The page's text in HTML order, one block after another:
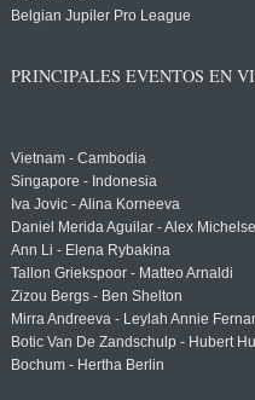
Belgian Jupiler Pro League
PRINCIPALES EVENTOS EN
Vietnam - Cambodia
Singapore - Indonesia
Iva Jovic - Alina Korneeva
Daniel Merida Aguilar - Alex
Ann Li - Elena Rybakina
Tallon Griekspoor - Matteo Arnaldi
Zizou Bergs - Ben Shelton
Mirra Andreeva - Leylah Annie
Botic Van De Zandschulp - Hubert
Bochum - Hertha Berlin